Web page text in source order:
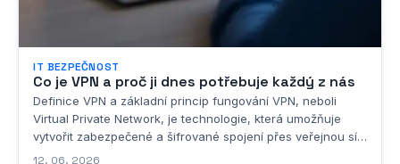
IT BEZPEČNOST
Co je VPN a proč ji dnes potřebuje každý z nás
Definice VPN a základní princip fungování VPN, neboli
Virtual Private Network, je technologie, která umožňuje
vytvořit zabezpečené a šifrované spojení přes veřejnou síť,
nejčastěji přes internet. Jde o způsob, jak propojit dvě
12. 06. 2026